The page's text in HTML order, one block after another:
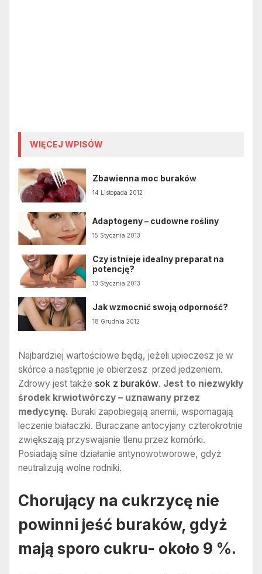
WIĘCEJ WPISÓW
Zbawienna moc buraków
14 Listopada 2012
Adaptogeny – cudowne rośliny
15 Stycznia 2013
Czy istnieje idealny preparat na
potencję?
13 Stycznia 2013
Jak wzmocnić swoją odporność?
18 Grudnia 2012
Najbardziej wartościowe będą, jeżeli upieczesz je w
skórce a następnie je obierzesz przed jedzeniem.
Zdrowy jest także sok z buraków. Jest to niezwykły
środek krwiotwórczy – uznawany przez
medycynę. Buraki zapobiegają anemii, wspomagają
leczenie białaczki. Buraczane antocyjany czterokrotnie
zwiększają przyswajanie tlenu przez komórki.
Posiadają silne działanie antynowotworowe, gdyż
neutralizują wolne rodniki.
Chorujący na cukrzycę nie
powinni jeść buraków, gdyż
mają sporo cukru- około 9 %.